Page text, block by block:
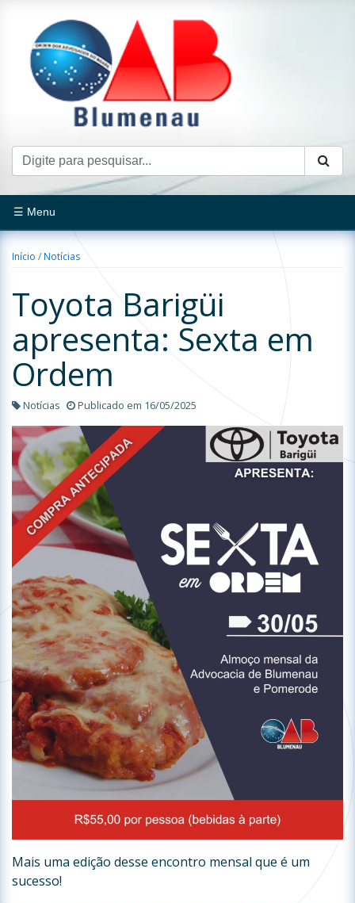
☰ Menu
Início /Notícias
Toyota Barigüi
apresenta: Sexta em
Ordem
Notícias Publicado em 16/05/2025
Mais uma edição desse encontro mensal que é um
sucesso!